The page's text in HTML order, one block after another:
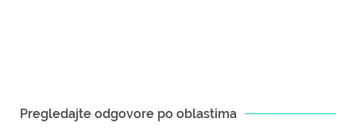
Pregledajte odgovore po oblastima